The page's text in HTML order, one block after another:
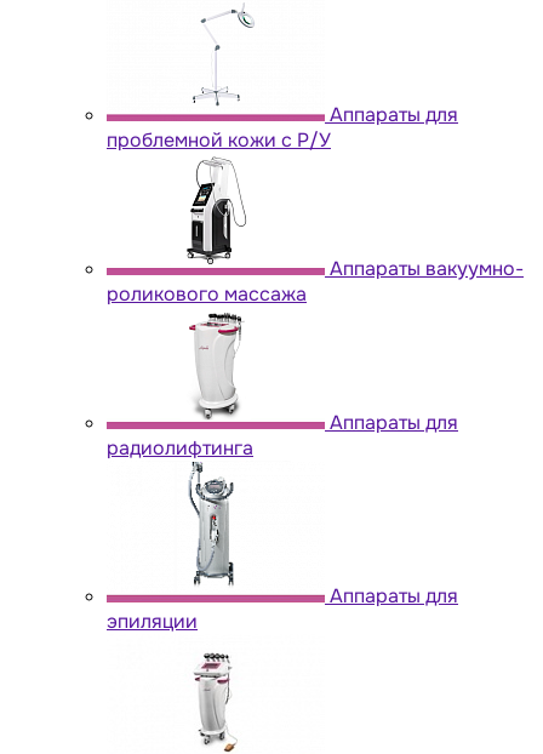
Аппараты для
проблемной кожи с Р/У
Аппараты вакуумно-
роликового массажа
Аппараты для
радиолифтинга
Аппараты для
эпиляции